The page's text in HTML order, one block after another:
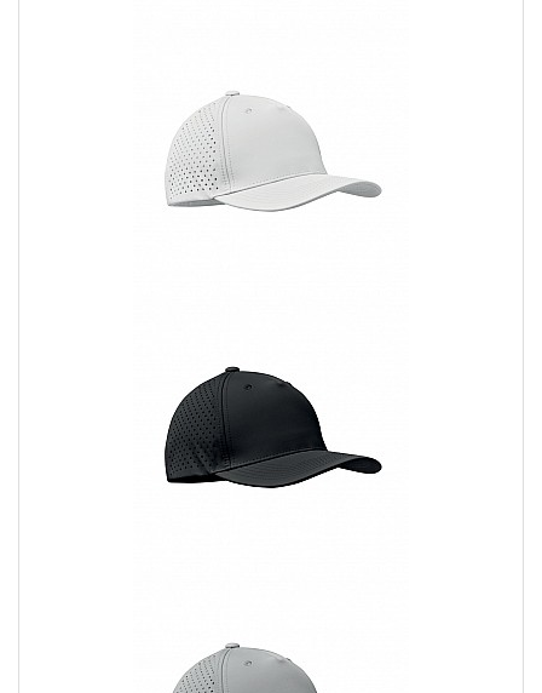
Opta per un design minimalista o audace a seconda del
tuo stile personale.
I cappellini personalizzati con visiera offrono stile, protezione
solare e versatilità. Scegli un design che ti rappresenti e godi
della comodità e del comfort di questo accessorio unico. Sia che